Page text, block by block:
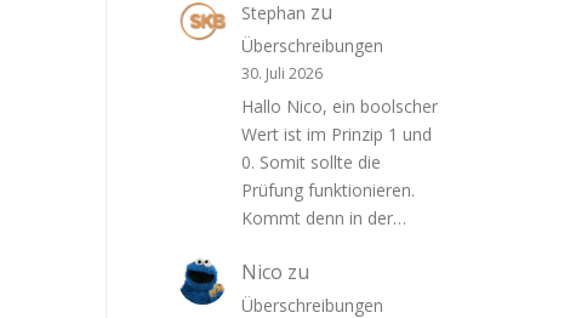
Stephan zu
Überschreibungen
30. Juli 2026
Hallo Nico, ein boolscher
Wert ist im Prinzip 1 und
0. Somit sollte die
Prüfung funktionieren.
Kommt denn in der…
Nico zu
Überschreibungen